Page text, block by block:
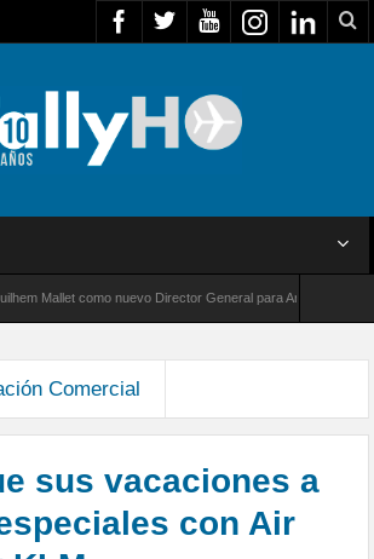
como nuevo Director General para América Latina
Comercial
sus vacaciones a
con Air